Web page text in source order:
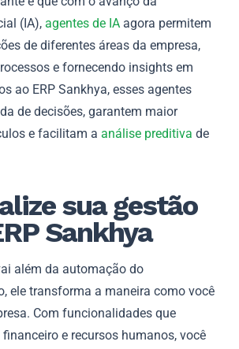
(IA), agentes de IA agora permitem
de diferentes áreas da empresa,
e fornecendo insights em
ao ERP Sankhya, esses agentes
de decisões, garantem maior
e facilitam a análise preditiva de
sua gestão
Sankhya
além da automação do
ele transforma a maneira como você
Com funcionalidades que
e recursos humanos, você